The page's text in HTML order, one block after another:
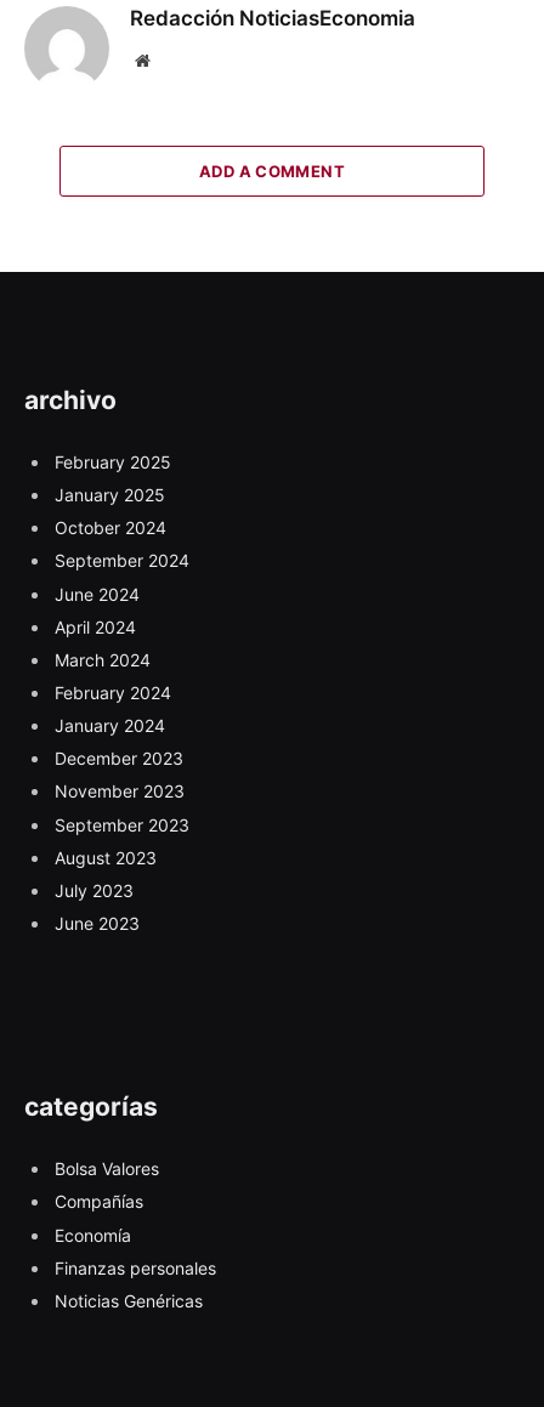
Redacción NoticiasEconomia
Website
ADD A COMMENT
archivo
February 2025
January 2025
October 2024
September 2024
June 2024
April 2024
March 2024
February 2024
January 2024
December 2023
November 2023
September 2023
August 2023
July 2023
June 2023
categorías
Bolsa Valores
Compañías
Economía
Finanzas personales
Noticias Genéricas